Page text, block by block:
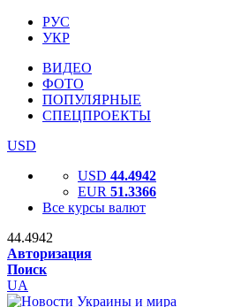
РУС
УКР
ВИДЕО
ФОТО
ПОПУЛЯРНЫЕ
СПЕЦПРОЕКТЫ
USD
USD 44.4942
EUR 51.3366
Все курсы валют
44.4942
Авторизация
Поиск
UA